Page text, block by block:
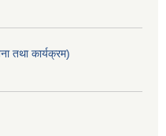
तथा कार्यक्रम)